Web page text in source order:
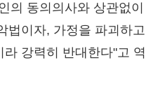
의 동의의사와 상관없이
법이자, 가정을 파괴하고
강력히 반대한다"고 역